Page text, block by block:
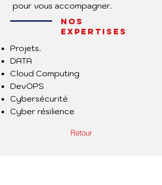
pour vous accompagner.
NOS
EXPERTISES
Projets.
DATA
Cloud Computing
DevOPS
Cybersécurité
Cyber résilience
Retour